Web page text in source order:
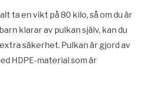
ta en vikt på 80 kilo, så om du är
klarar av pulkan själv, kan du
säkerhet. Pulkan är gjord av
HDPE-material som är